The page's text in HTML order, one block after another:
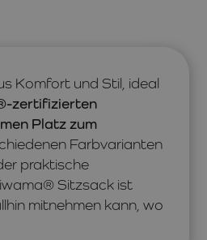
Komfort und Stil, ideal
zertifizierten
Platz zum
Farbvarianten
praktische
Sitzsack ist
mitnehmen kann, wo